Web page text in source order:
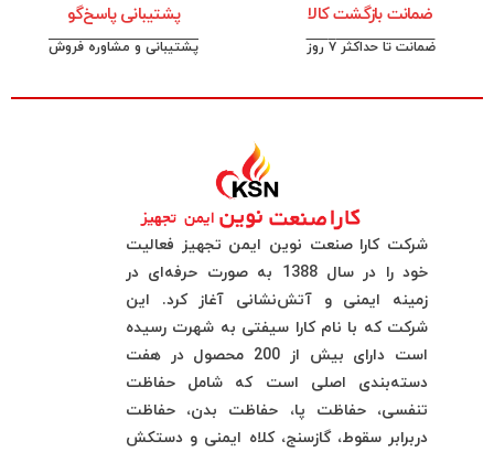
ضمانت بازگشت کالا
ضمانت تا حداکثر ۷ روز
پشتیبانی پاسخ‌گو
پشتیبانی و مشاوره فروش
شرکت کارا صنعت نوین ایمن تجهیز فعالیت
خود را در سال 1388 به صورت حرفه‌ای در
زمینه ایمنی و آتش‌نشانی آغاز کرد. این
شرکت که با نام کارا سیفتی به شهرت رسیده
است دارای بیش از 200 محصول در هفت
دسته‌بندی اصلی است که شامل حفاظت
تنفسی، حفاظت پا، حفاظت بدن، حفاظت
دربرابر سقوط، گازسنج، کلاه ایمنی و دستکش